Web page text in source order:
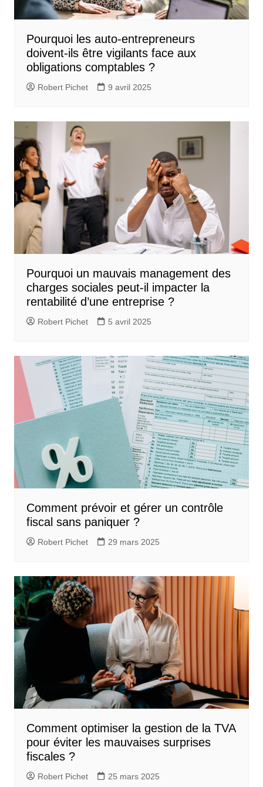
Pourquoi les auto-entrepreneurs
doivent-ils être vigilants face aux
obligations comptables ?
Robert Pichet 9 avril 2025
Pourquoi un mauvais management des
charges sociales peut-il impacter la
rentabilité d’une entreprise ?
Robert Pichet 5 avril 2025
Comment prévoir et gérer un contrôle
fiscal sans paniquer ?
Robert Pichet 29 mars 2025
Comment optimiser la gestion de la TVA
pour éviter les mauvaises surprises
fiscales ?
Robert Pichet 25 mars 2025